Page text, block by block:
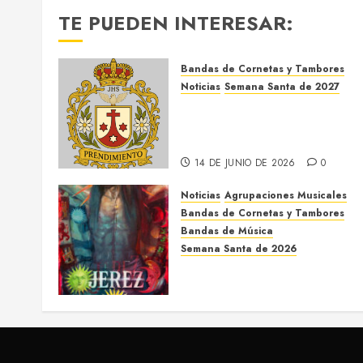
entradas
TE PUEDEN INTERESAR:
Bandas de Cornetas y Tambores
Noticias Semana Santa de 2027
14 DE JUNIO DE 2026 0
Noticias Agrupaciones Musicales
Bandas de Cornetas y Tambores
Bandas de Música
Semana Santa de 2026
5 DE MARZO DE 2026 0